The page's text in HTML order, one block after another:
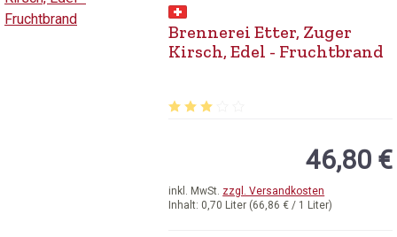
Brennerei Etter, Zuger
Kirsch, Edel - Fruchtbrand
Inhalt: 0,70 Liter (66,86 € / 1 Liter)
inkl. MwSt. zzgl. Versandkosten
46,80 €